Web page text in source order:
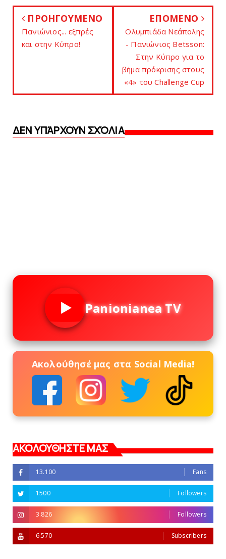
ΠΡΟΗΓΟΥΜΕΝΟ
Πανιώνιoς... εξπρές
και στην Κύπρο!
ΕΠΟΜΕΝΟ
Oλυμπιάδα Νεάπολης
- Πανιώνιος Betsson:
Στην Κύπρο για το
βήμα πρόκρισης στους
«4» του Challenge Cup
ΔΕΝ ΥΠΆΡΧΟΥΝ ΣΧΌΛΙΑ
Panionianea TV
Ακολούθησέ μας στα Social Media!
ΑΚΟΛΟΥΘΗΣΤΕ ΜΑΣ
13.100 Fans
1500 Followers
3.826 Followers
6.570 Subscribers